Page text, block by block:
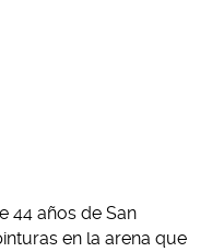
44 años de San
en la arena que